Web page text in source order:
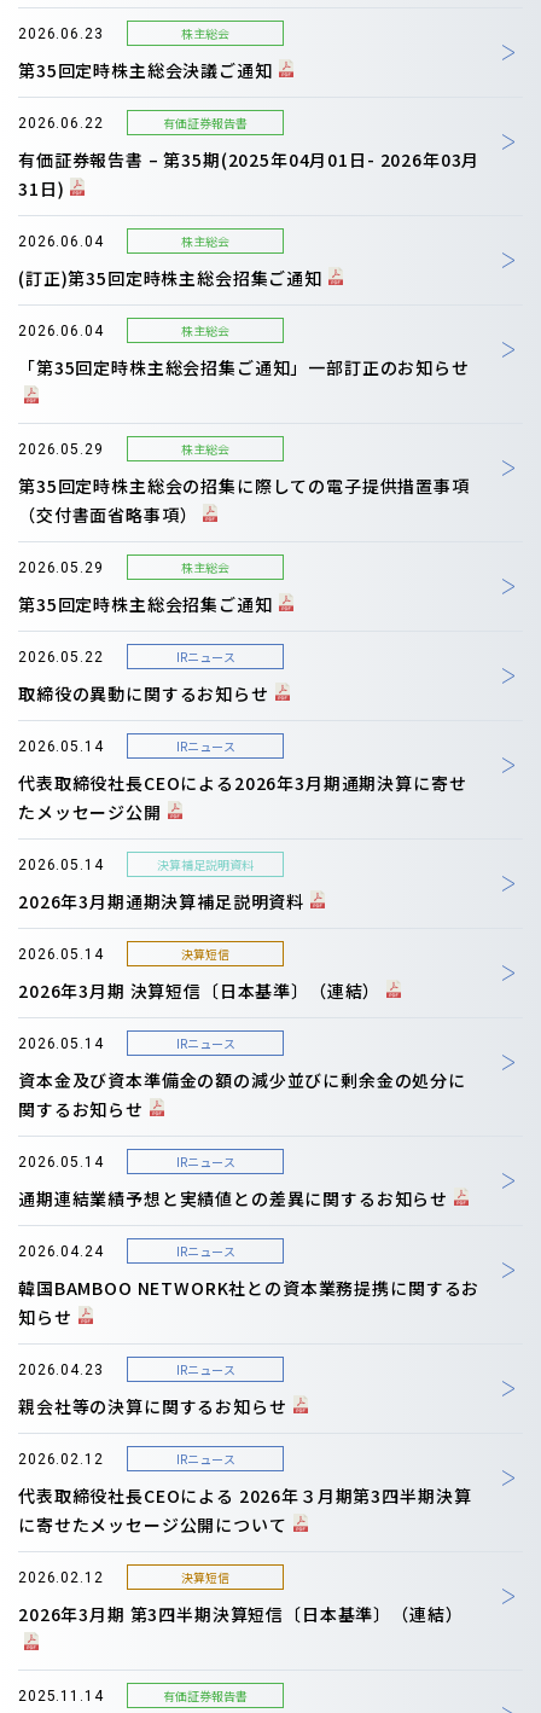
2026.06.23 株主総会
第35回定時株主総会決議ご通知
2026.06.22 有価証券報告書
有価証券報告書 – 第35期(2025年04月01日- 2026年03月
31日)
2026.06.04 株主総会
(訂正)第35回定時株主総会招集ご通知
2026.06.04 株主総会
「第35回定時株主総会招集ご通知」一部訂正のお知らせ
2026.05.29 株主総会
第35回定時株主総会の招集に際しての電子提供措置事項
（交付書面省略事項）
2026.05.29 株主総会
第35回定時株主総会招集ご通知
2026.05.22 IRニュース
取締役の異動に関するお知らせ
2026.05.14 IRニュース
代表取締役社長CEOによる2026年3月期通期決算に寄せ
たメッセージ公開
2026.05.14 決算補足説明資料
2026年3月期通期決算補足説明資料
2026.05.14 決算短信
2026年3月期 決算短信〔日本基準〕（連結）
2026.05.14 IRニュース
資本金及び資本準備金の額の減少並びに剰余金の処分に
関するお知らせ
2026.05.14 IRニュース
通期連結業績予想と実績値との差異に関するお知らせ
2026.04.24 IRニュース
韓国BAMBOO NETWORK社との資本業務提携に関するお
知らせ
2026.04.23 IRニュース
親会社等の決算に関するお知らせ
2026.02.12 IRニュース
代表取締役社長CEOによる 2026年３月期第3四半期決算
に寄せたメッセージ公開について
2026.02.12 決算短信
2026年3月期 第3四半期決算短信〔日本基準〕（連結）
2025.11.14 有価証券報告書